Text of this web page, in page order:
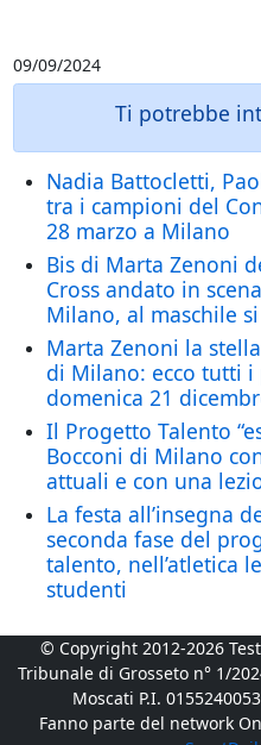
09/09/2024
Ti potrebbe
Nadia Battocletti,
tra i campioni del
28 marzo a Milano
Bis di Marta Zenoni
Cross andato in
Milano, al maschile
Marta Zenoni la
di Milano: ecco tutti
domenica 21
Il Progetto Talento
Bocconi di Milano
attuali e con una
La festa all’insegna
seconda fase del
talento, nell’atletica
studenti
© Copyright 2012-2026
Tribunale di Grosseto n° 1/
Moscati P.I.
Fanno parte del network